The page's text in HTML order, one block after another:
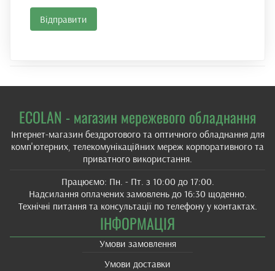
ECOLAN - магазин мережевого обладнання
Інтернет-магазин бездротового та оптичного обладнання для
комп'ютерних, телекомунікаційних мереж корпоративного та
приватного використання.
Працюємо: Пн. - Пт. з 10:00 до 17:00.
Надсилання оплачених замовлень до 16:30 щоденно.
Технічні питання та консультації по телефону у контактах.
ІНФОРМАЦІЯ
Умови замовлення
Умови доставки